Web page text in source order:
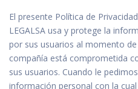
El presente Política de
LEGALSA usa y protege la
por sus usuarios al momento
compañía está comprometida
sus usuarios. Cuando le
información personal con la